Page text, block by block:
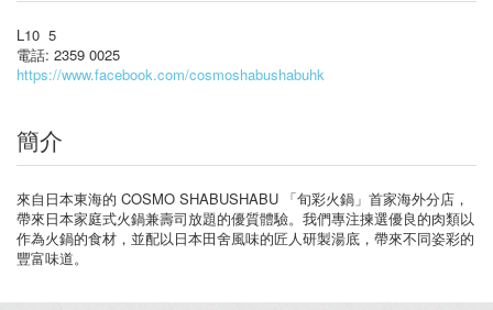
L10 5
電話: 2359 0025
https://www.facebook.com/cosmoshabushabuhk
簡介
來自日本東海的 COSMO SHABUSHABU 「旬彩火鍋」首家海外分店，
帶來日本家庭式火鍋兼壽司放題的優質體驗。我們專注揀選優良的肉類以
作為火鍋的食材，並配以日本田舍風味的匠人研製湯底，帶來不同姿彩的
豐富味道。